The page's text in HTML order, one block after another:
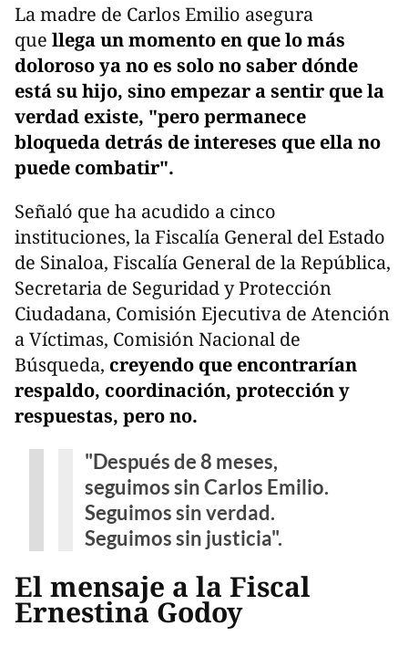
La madre de Carlos Emilio asegura
que llega un momento en que lo más
doloroso ya no es solo no saber dónde
está su hijo, sino empezar a sentir que la
verdad existe, "pero permanece
bloqueda detrás de intereses que ella no
puede combatir".
Señaló que ha acudido a cinco
instituciones, la Fiscalía General del Estado
de Sinaloa, Fiscalía General de la República,
Secretaria de Seguridad y Protección
Ciudadana, Comisión Ejecutiva de Atención
a Víctimas, Comisión Nacional de
Búsqueda, creyendo que encontrarían
respaldo, coordinación, protección y
respuestas, pero no.
"Después de 8 meses,
seguimos sin Carlos Emilio.
Seguimos sin verdad.
Seguimos sin justicia".
El mensaje a la Fiscal
Ernestina Godoy